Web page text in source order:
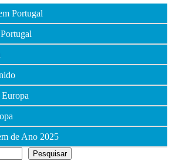
Portugal
de Ano 2025
Pesquisar